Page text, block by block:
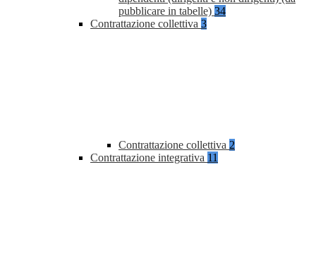
pubblicare in tabelle) 34
Contrattazione collettiva 3
Contrattazione collettiva 2
Contrattazione integrativa 11